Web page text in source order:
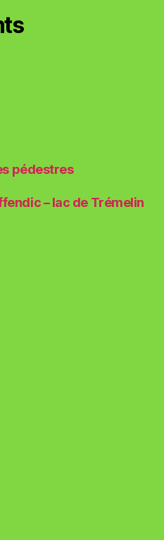
pédestres
– lac de Trémelin